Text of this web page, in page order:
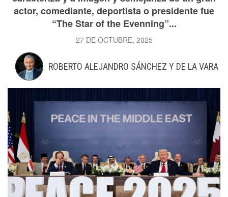
actor, comediante, deportista o presidente fue
“The Star of the Evenning”...
27 DE OCTUBRE, 2025
ROBERTO ALEJANDRO SÁNCHEZ Y DE LA VARA